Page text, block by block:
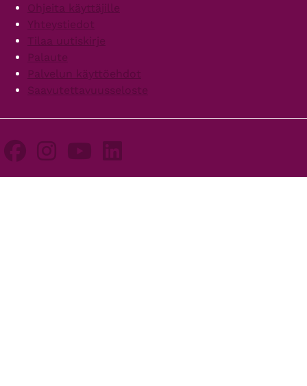
Ohjeita käyttäjille
Yhteystiedot
Tilaa uutiskirje
Palaute
Palvelun käyttöehdot
Saavutettavuusseloste